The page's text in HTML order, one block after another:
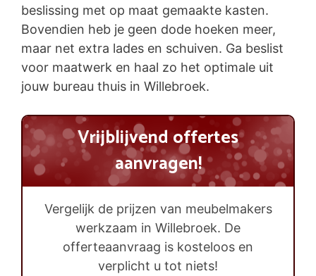
beslissing met op maat gemaakte kasten.
Bovendien heb je geen dode hoeken meer,
maar net extra lades en schuiven. Ga beslist
voor maatwerk en haal zo het optimale uit
jouw bureau thuis in Willebroek.
Vrijblijvend offertes
aanvragen!
Vergelijk de prijzen van meubelmakers
werkzaam in Willebroek. De
offerteaanvraag is kosteloos en
verplicht u tot niets!